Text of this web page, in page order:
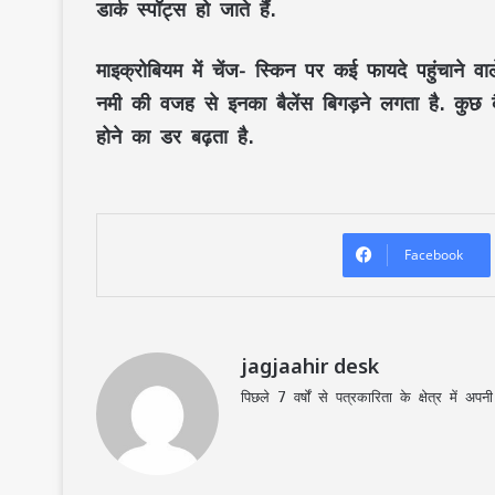
डार्क स्पॉट्स हो जाते हैं.
माइक्रोबियम में चेंज- स्किन पर कई फायदे पहुंचाने
नमी की वजह से इनका बैलेंस बिगड़ने लगता है.
होने का डर बढ़ता है.
Facebook
jagjaahir desk
पिछले 7 वर्षों से पत्रकारिता के क्षेत्र में